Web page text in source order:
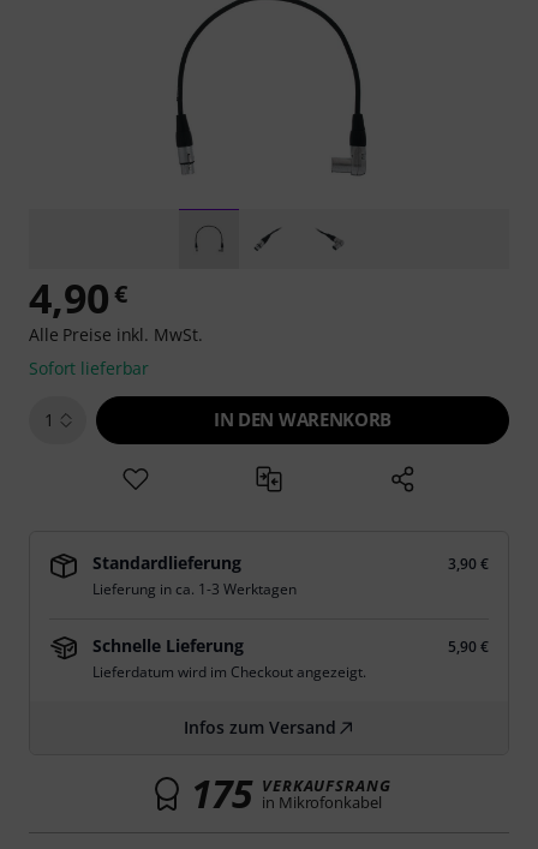
4,90€
Alle Preise inkl. MwSt.
Sofort lieferbar
1 IN DEN WARENKORB
Standardlieferung
3,90 €
Lieferung in ca. 1-3 Werktagen
Schnelle Lieferung
5,90 €
Lieferdatum wird im Checkout angezeigt.
Infos zum Versand
175 VERKAUFSRANG
in Mikrofonkabel